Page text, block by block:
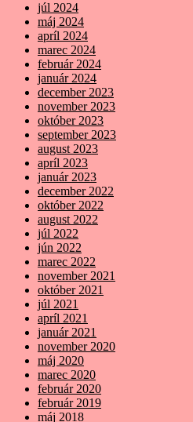
júl 2024
máj 2024
apríl 2024
marec 2024
február 2024
január 2024
december 2023
november 2023
október 2023
september 2023
august 2023
apríl 2023
január 2023
december 2022
október 2022
august 2022
júl 2022
jún 2022
marec 2022
november 2021
október 2021
júl 2021
apríl 2021
január 2021
november 2020
máj 2020
marec 2020
február 2020
február 2019
máj 2018